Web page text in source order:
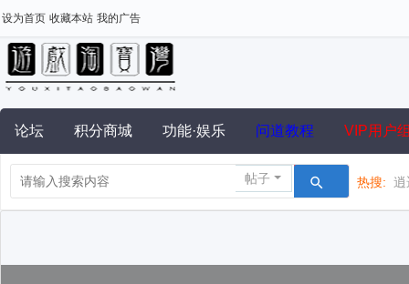
设为首页 收藏本站 我的广告
论坛 积分商城 功能·娱乐 问道教程 VIP用户
帖子 热搜: 逍